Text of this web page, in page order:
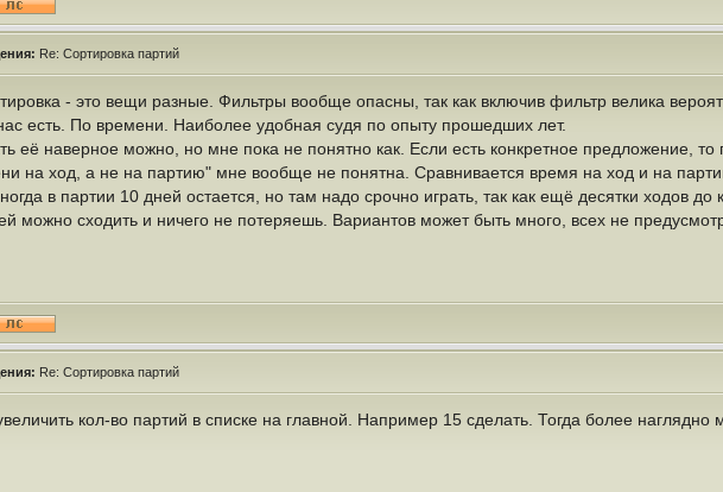
Re: Сортировка партий
- это вещи разные. Фильтры вообще опасны, так как включив фильтр велика
есть. По времени. Наиболее удобная судя по опыту прошедших лет.
её наверное можно, но мне пока не понятно как. Если есть конкретное предложение,
на ход, а не на партию" мне вообще не понятна. Сравнивается время на ход и на
в партии 10 дней остается, но там надо срочно играть, так как ещё десятки ходов
можно сходить и ничего не потеряешь. Вариантов может быть много, всех не
Re: Сортировка партий
кол-во партий в списке на главной. Например 15 сделать. Тогда более